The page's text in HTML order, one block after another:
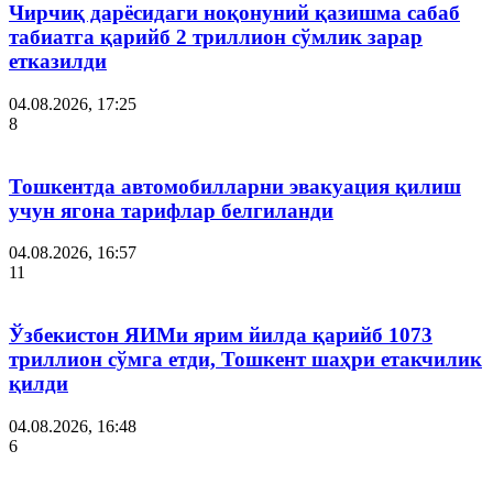
Чирчиқ дарёсидаги ноқонуний қазишма сабаб
табиатга қарийб 2 триллион сўмлик зарар
етказилди
04.08.2026, 17:25
8
Тошкентда автомобилларни эвакуация қилиш
учун ягона тарифлар белгиланди
04.08.2026, 16:57
11
Ўзбекистон ЯИМи ярим йилда қарийб 1073
триллион сўмга етди, Тошкент шаҳри етакчилик
қилди
04.08.2026, 16:48
6